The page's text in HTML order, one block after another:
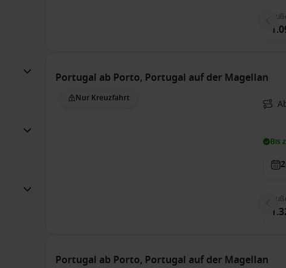
Portugal ab Porto, Portugal auf der Magellan
Nur Kreuzfahrt
Bis
Portugal ab Porto, Portugal auf der Magellan